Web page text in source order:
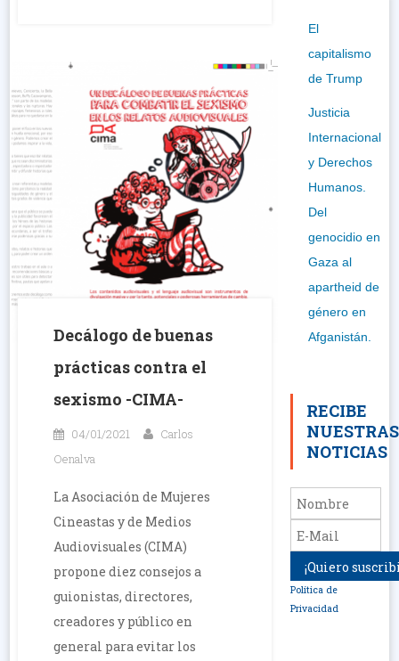
Decálogo de buenas
prácticas contra el
sexismo -CIMA-
04/01/2021
Carlos
Oenalva
La Asociación de Mujeres
Cineastas y de Medios
Audiovisuales (CIMA)
propone diez consejos a
guionistas, directores,
creadores y público en
general para evitar los
El
capitalismo
de Trump
Justicia
Internacional
y Derechos
Humanos.
Del
genocidio en
Gaza al
apartheid de
género en
Afganistán.
RECIBE
NUESTRAS
NOTICIAS
Política de
Privacidad